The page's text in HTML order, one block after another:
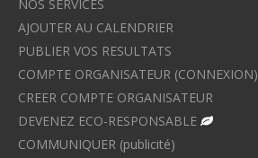
NOS SERVICES
AJOUTER AU CALENDRIER
PUBLIER VOS RESULTATS
COMPTE ORGANISATEUR (CONNEXION)
CREER COMPTE ORGANISATEUR
DEVENEZ ECO-RESPONSABLE
COMMUNIQUER (publicité)